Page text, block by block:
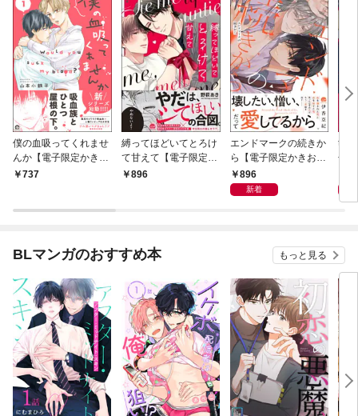
僕の血吸ってくれませ
んか【電子限定かきお
ろし漫画付】 1
737
縛ってほどいてとろけ
て甘えて【電子限定か
きおろし漫画付】
896
エンドマークの続きか
ら【電子限定かきおろ
し漫画付】
896
新着
tkb
子
BLマンガのおすすめ本 もっと見る